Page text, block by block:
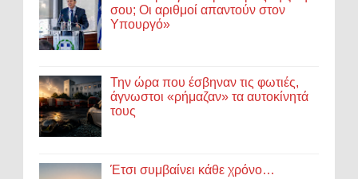
σου; Οι αριθμοί απαντούν στον
Υπουργό»
Την ώρα που έσβηναν τις φωτιές,
άγνωστοι «ρήμαζαν» τα αυτοκίνητά
τους
Έτσι συμβαίνει κάθε χρόνο…